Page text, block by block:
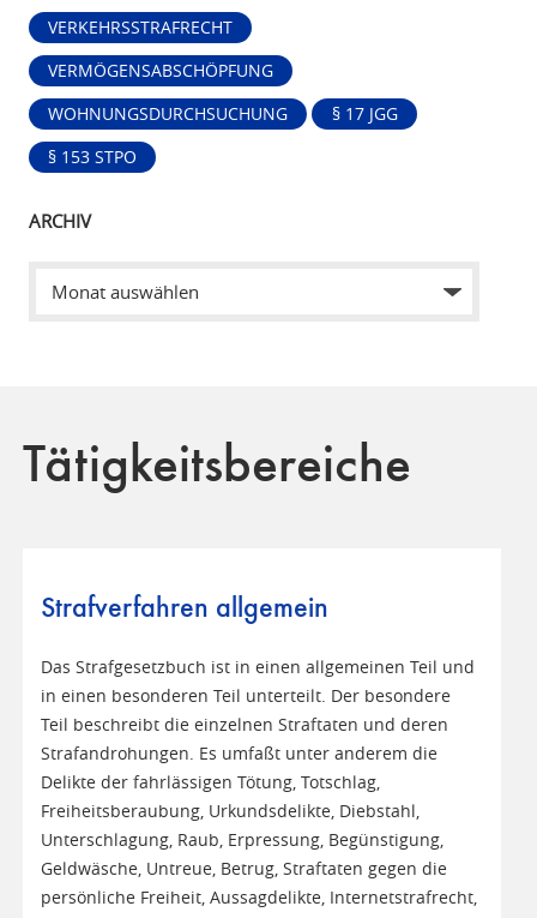
VERKEHRSSTRAFRECHT
VERMÖGENSABSCHÖPFUNG
WOHNUNGSDURCHSUCHUNG § 17 JGG
§ 153 STPO
ARCHIV
Tätigkeitsbereiche
Strafverfahren allgemein
Das Strafgesetzbuch ist in einen allgemeinen Teil und
in einen besonderen Teil unterteilt. Der besondere
Teil beschreibt die einzelnen Straftaten und deren
Strafandrohungen. Es umfaßt unter anderem die
Delikte der fahrlässigen Tötung, Totschlag,
Freiheitsberaubung, Urkundsdelikte, Diebstahl,
Unterschlagung, Raub, Erpressung, Begünstigung,
Geldwäsche, Untreue, Betrug, Straftaten gegen die
persönliche Freiheit, Aussagdelikte, Internetstrafrecht,